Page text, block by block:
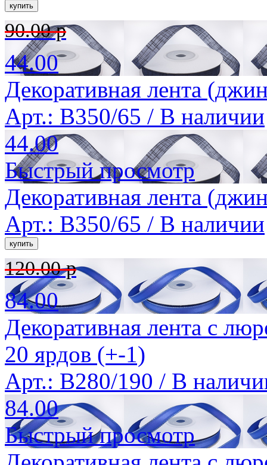
90.00 р
44.00
Декоративная лента
Арт.: B350/65 / В наличии
44.00
Быстрый просмотр
Декоративная лента
Арт.: B350/65 / В наличии
120.00 р
84.00
Декоративная лента с
20 ярдов (+-1)
Арт.: B280/190 / В
84.00
Быстрый просмотр